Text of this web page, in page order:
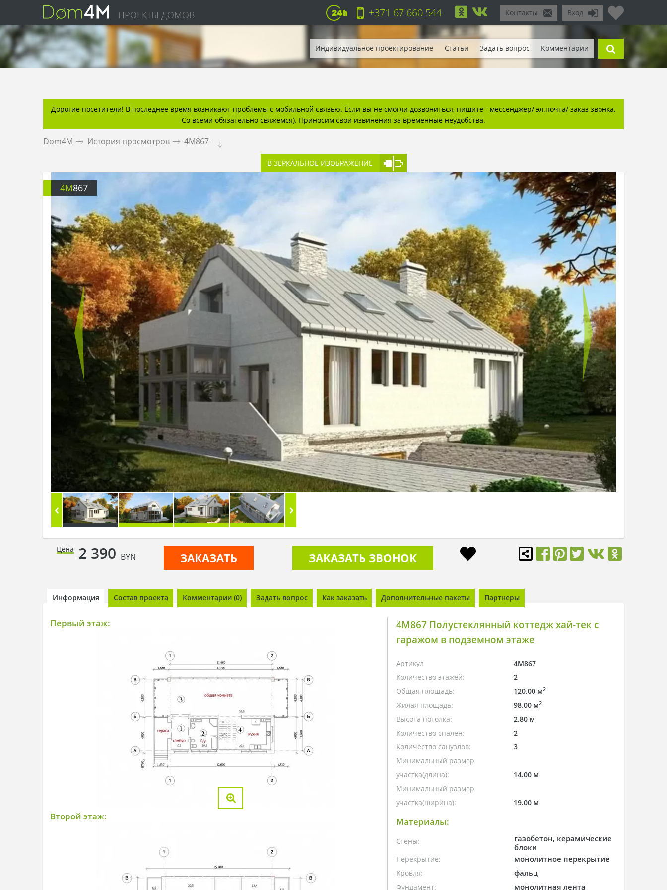
ПРОЕКТЫ ДОМОВ Вход
Контакты
+371 67 660 544
Индивидуальное проектирование Статьи Задать вопрос Комментарии
Дорогие посетители! В последнее время возникают проблемы с мобильной связью. Если вы не смогли дозвониться, пишите - мессенджер/ эл.почта/ заказ звонка.
Со всеми обязательно свяжемся). Приносим свои извинения за временные неудобства.
Dom4M . История просмотров . 4M867 .
В ЗЕРКАЛЬНОЕ ИЗОБРАЖЕНИЕ
4M867
Цена 2 390 BYN ЗАКАЗАТЬ ЗАКАЗАТЬ ЗВОНОК
Информация Состав проекта Комментарии (0) Задать вопрос Как заказать Дополнительные пакеты Партнеры
Первый этаж:
Второй этаж:
4M867 Полустеклянный коттедж хай-тек с
гаражом в подземном этаже
Артикул
4M867
Количество этажей:
2
Общая площадь:
120.00 м2
Жилая площадь: 98.00 м2
Высота потолка:
2.80 м
Количество спален:
2
Количество санузлов:
3
Минимальный размер
участка(длина):
14.00 м
Минимальный размер
участка(ширина):
19.00 м
Материалы:
Стены:
газобетон, керамические
блоки
Перекрытие: монолитное перекрытие
Кровля: фальц
Фундамент: монолитная лента